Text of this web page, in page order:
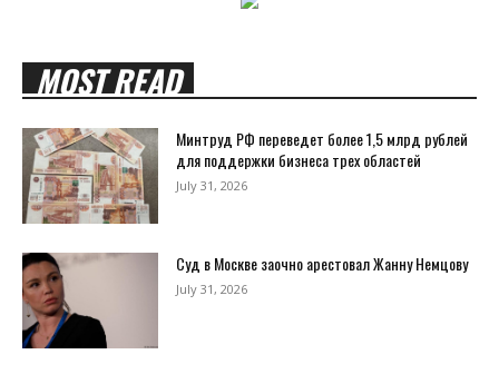
MOST READ
Минтруд РФ переведет более 1,5 млрд рублей
для поддержки бизнеса трех областей
July 31, 2026
Суд в Москве заочно арестовал Жанну Немцову
July 31, 2026